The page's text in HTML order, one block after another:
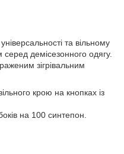
та вільному
демісезонного одягу.
зігрівальним
крою на кнопках із
на 100 синтепон.